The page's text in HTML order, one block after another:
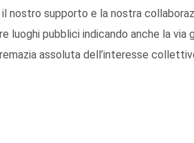
nostro supporto e la nostra
luoghi pubblici indicando anche la
assoluta dell’interesse